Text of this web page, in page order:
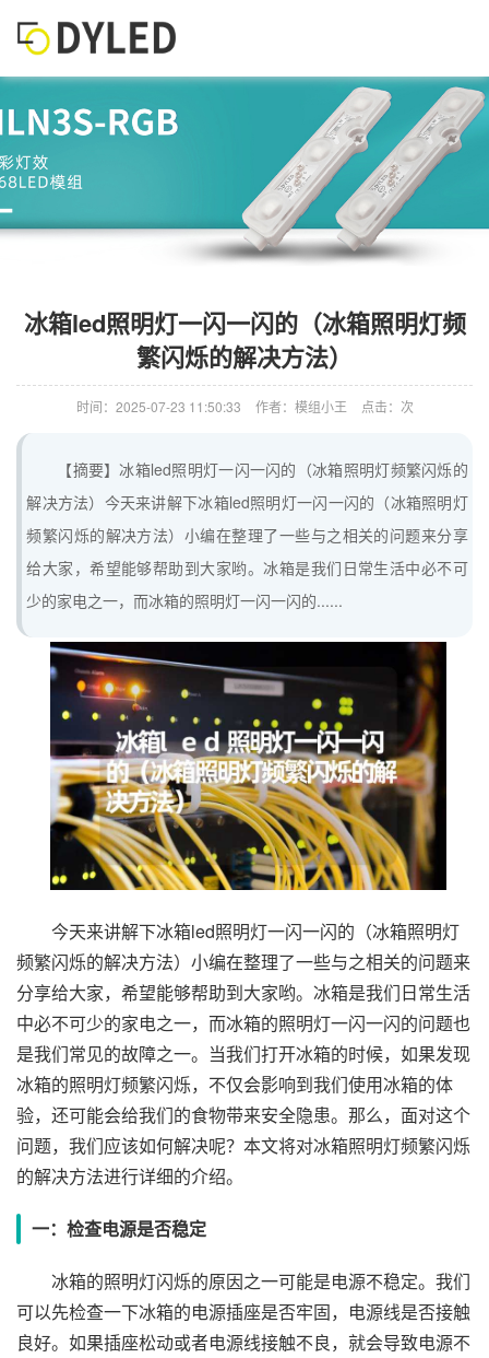
冰箱led照明灯一闪一闪的（冰箱照明灯频
繁闪烁的解决方法）
时间：2025-07-23 11:50:33 作者：模组小王 点击：次
【摘要】冰箱led照明灯一闪一闪的（冰箱照明灯频繁闪烁的
解决方法）今天来讲解下冰箱led照明灯一闪一闪的（冰箱照明灯
频繁闪烁的解决方法）小编在整理了一些与之相关的问题来分享
给大家，希望能够帮助到大家哟。冰箱是我们日常生活中必不可
少的家电之一，而冰箱的照明灯一闪一闪的......
今天来讲解下冰箱led照明灯一闪一闪的（冰箱照明灯
频繁闪烁的解决方法）小编在整理了一些与之相关的问题来
分享给大家，希望能够帮助到大家哟。冰箱是我们日常生活
中必不可少的家电之一，而冰箱的照明灯一闪一闪的问题也
是我们常见的故障之一。当我们打开冰箱的时候，如果发现
冰箱的照明灯频繁闪烁，不仅会影响到我们使用冰箱的体
验，还可能会给我们的食物带来安全隐患。那么，面对这个
问题，我们应该如何解决呢？本文将对冰箱照明灯频繁闪烁
的解决方法进行详细的介绍。
一：检查电源是否稳定
冰箱的照明灯闪烁的原因之一可能是电源不稳定。我们
可以先检查一下冰箱的电源插座是否牢固，电源线是否接触
良好。如果插座松动或者电源线接触不良，就会导致电源不